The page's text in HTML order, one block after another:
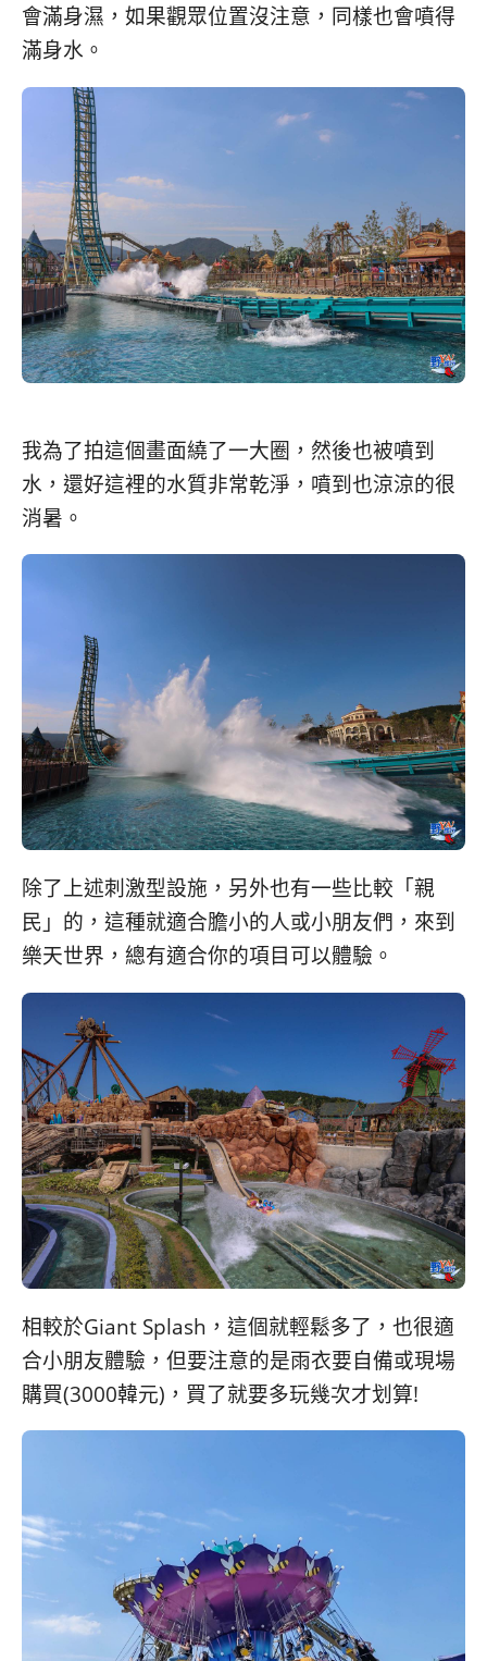
會滿身濕，如果觀眾位置沒注意，同樣也會噴得
滿身水。
我為了拍這個畫面繞了一大圈，然後也被噴到
水，還好這裡的水質非常乾淨，噴到也涼涼的很
消暑。
除了上述刺激型設施，另外也有一些比較「親
民」的，這種就適合膽小的人或小朋友們，來到
樂天世界，總有適合你的項目可以體驗。
相較於Giant Splash，這個就輕鬆多了，也很適
合小朋友體驗，但要注意的是雨衣要自備或現場
購買(3000韓元)，買了就要多玩幾次才划算!